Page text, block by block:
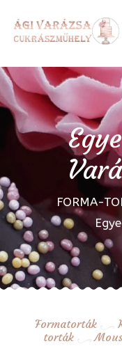
FORMA-
Formatorták
torták